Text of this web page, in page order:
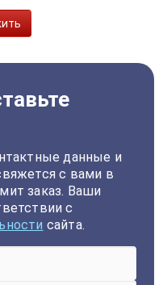
данные и
с вами в
заказ. Ваши
с
сайта.